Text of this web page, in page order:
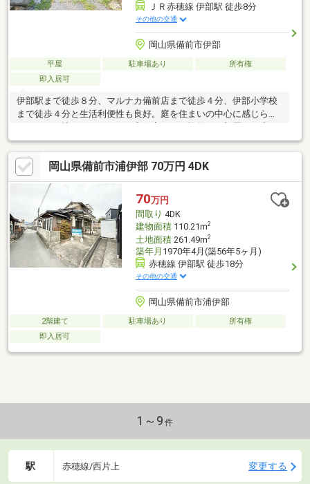
ＪＲ赤穂線 伊部駅 徒歩8分
その他の交通
岡山県備前市伊部
平屋 駐車場あり
所有権
即入居可
伊部駅まで徒歩８分、マルナカ備前店まで徒歩４分、伊部小学校
まで徒歩４分と生活利便性も良好。庭を住まいの中心に感じられ
望める間取りは、四季の移ろいを身近に感じながらゆったりとし
た時間を過ごせます。約８３坪の敷地は、ガーデニングや家庭菜
園、お子様やペットが遊べるスペースなど、多彩な使い方が可能
です。自分好みに住まいをつくりたい方や、古民家の趣を活かし
たリノベーションをご検討の方にもおすすめ。現地でしか味わえ
ない開放感を、ぜひ一度ご覧ください（＾＾）／
岡山県備前市浦伊部 70万円 4DK
70万円
間取り 4DK
建物面積110.21m2
土地面積261.49m2
築年月 1970年4月(築56年5ヶ月)
赤穂線 伊部駅 徒歩18分
その他の交通
岡山県備前市浦伊部
2階建て 駐車場あり
所有権
即入居可
1～9 件
駅 赤穂線/西片上 変更する